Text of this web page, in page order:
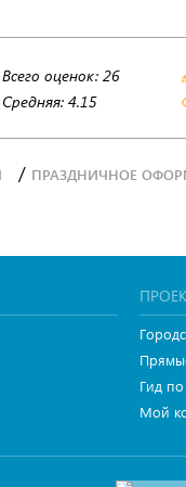
Всего оценок: 26
Средняя: 4.15
/ ПРАЗДНИЧНОЕ
Гид
Мой